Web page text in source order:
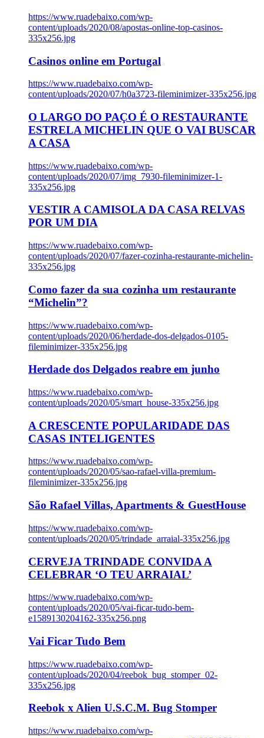
https://www.ruadebaixo.com/wp-
content/uploads/2020/08/apostas-online-top-casinos-
335x256.jpg
Casinos online em Portugal
https://www.ruadebaixo.com/wp-
content/uploads/2020/07/h0a3723-fileminimizer-335x256.jpg
O LARGO DO PAÇO É O RESTAURANTE
ESTRELA MICHELIN QUE O VAI BUSCAR
A CASA
https://www.ruadebaixo.com/wp-
content/uploads/2020/07/img_7930-fileminimizer-1-
335x256.jpg
VESTIR A CAMISOLA DA CASA RELVAS
POR UM DIA
https://www.ruadebaixo.com/wp-
content/uploads/2020/07/fazer-cozinha-restaurante-michelin-
335x256.jpg
Como fazer da sua cozinha um restaurante
“Michelin”?
https://www.ruadebaixo.com/wp-
content/uploads/2020/06/herdade-dos-delgados-0105-
fileminimizer-335x256.jpg
Herdade dos Delgados reabre em junho
https://www.ruadebaixo.com/wp-
content/uploads/2020/05/smart_house-335x256.jpg
A CRESCENTE POPULARIDADE DAS
CASAS INTELIGENTES
https://www.ruadebaixo.com/wp-
content/uploads/2020/05/sao-rafael-villa-premium-
fileminimizer-335x256.jpg
São Rafael Villas, Apartments & GuestHouse
https://www.ruadebaixo.com/wp-
content/uploads/2020/05/trindade_arraial-335x256.jpg
CERVEJA TRINDADE CONVIDA A
CELEBRAR ‘O TEU ARRAIAL’
https://www.ruadebaixo.com/wp-
content/uploads/2020/05/vai-ficar-tudo-bem-
e1589130204162-335x256.png
Vai Ficar Tudo Bem
https://www.ruadebaixo.com/wp-
content/uploads/2020/04/reebok_bug_stomper_02-
335x256.jpg
Reebok x Alien U.S.C.M. Bug Stomper
https://www.ruadebaixo.com/wp-